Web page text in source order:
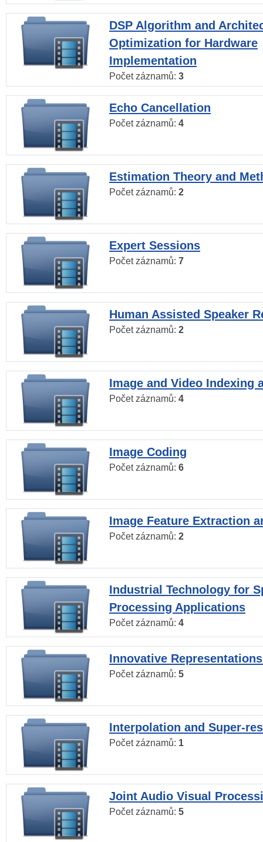
DSP Algorithm and
Optimization for Hardware
Implementation
Počet záznamů: 3
Echo Cancellation
Počet záznamů: 4
Estimation Theory and
Počet záznamů: 2
Expert Sessions
Počet záznamů: 7
Human Assisted Speaker
Počet záznamů: 2
Image and Video Indexing
Počet záznamů: 4
Image Coding
Počet záznamů: 6
Image Feature Extraction
Počet záznamů: 2
Industrial Technology for
Processing Applications
Počet záznamů: 4
Innovative
Počet záznamů: 5
Interpolation and Super-
Počet záznamů: 1
Joint Audio Visual
Počet záznamů: 5